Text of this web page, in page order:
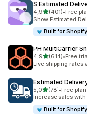
S Estimated
4,9z 5 hvězd
(401)
Celkový počet
•Free
Show Estimated
Built for Shopify
PH MultiCarrier
4,9z 5 hvězd
(614)
Celkový počet
•Free
Live shipping rates
Estimated
5,0z 5 hvězd
(78)
Celkový počet
•Free
Increase sales with
Built for Shopify